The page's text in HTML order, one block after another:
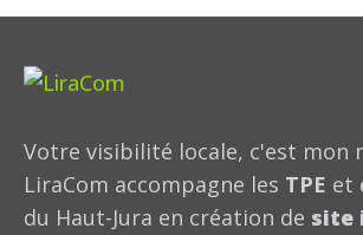
Votre visibilité locale, c'est mon
LiraCom accompagne les TPE et
du Haut-Jura en création de site